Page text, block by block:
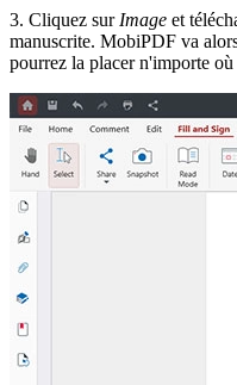
3. Cliquez sur Image et
manuscrite. MobiPDF va
pourrez la placer n'importe